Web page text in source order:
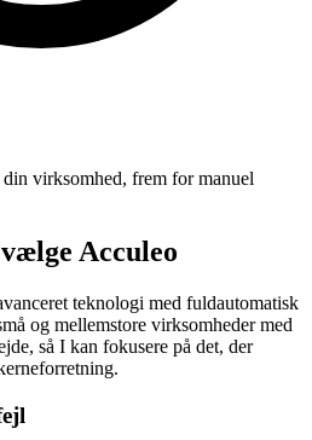
virksomhed, frem for manuel
vælge Acculeo
teknologi med fuldautomatisk
og mellemstore virksomheder med
så I kan fokusere på det, der